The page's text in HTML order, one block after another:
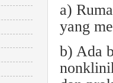
a)
yang
b) Ada